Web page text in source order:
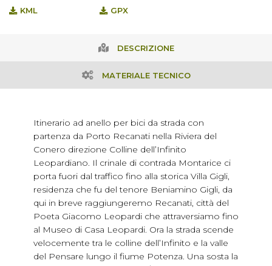
KML
GPX
DESCRIZIONE
MATERIALE TECNICO
Itinerario ad anello per bici da strada con
partenza da Porto Recanati nella Riviera del
Conero direzione Colline dell’Infinito
Leopardiano. Il crinale di contrada Montarice ci
porta fuori dal traffico fino alla storica Villa Gigli,
residenza che fu del tenore Beniamino Gigli, da
qui in breve raggiungeremo Recanati, città del
Poeta Giacomo Leopardi che attraversiamo fino
al Museo di Casa Leopardi. Ora la strada scende
velocemente tra le colline dell’Infinito e la valle
del Pensare lungo il fiume Potenza. Una sosta la